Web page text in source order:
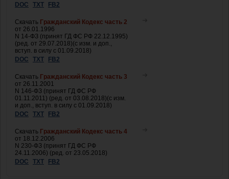
DOC
TXT FB2
Скачать Гражданский Кодекс часть 2
от 26.01.1996
N 14-ФЗ (принят ГД ФС РФ 22.12.1995)
(ред. от 29.07.2018)(с изм. и доп.,
вступ. в силу с 01.09.2018)
DOC
TXT FB2
Скачать Гражданский Кодекс часть 3
от 26.11.2001
N 146-ФЗ (принят ГД ФС РФ
01.11.2011) (ред. от 03.08.2018)(с изм.
и доп., вступ. в силу с 01.09.2018)
DOC
TXT FB2
Скачать Гражданский Кодекс часть 4
от 18.12.2006
N 230-ФЗ (принят ГД ФС РФ
24.11.2006) (ред. от 23.05.2018)
DOC
TXT FB2